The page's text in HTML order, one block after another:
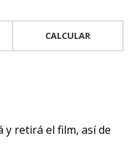
CALCULAR
y retirá el film, así de